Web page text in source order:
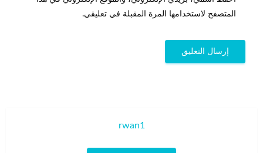
المتصفح لاستخدامها المرة المقبلة في تعليقي.
rwan1